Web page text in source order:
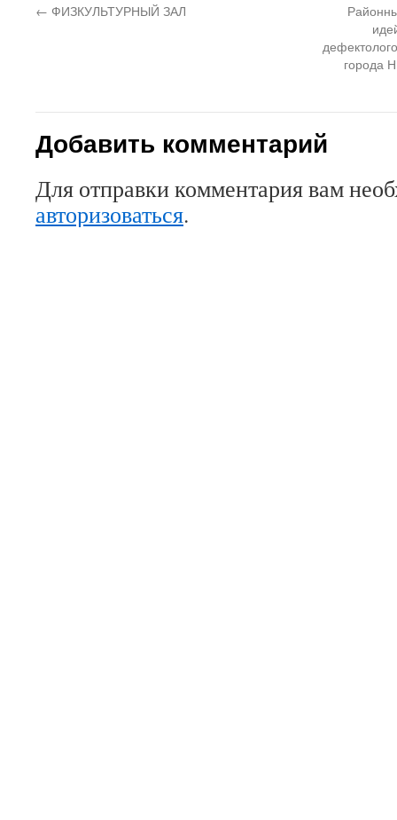
← ФИЗКУЛЬТУРНЫЙ ЗАЛ
города
Добавить комментарий
Для отправки комментария вам
авторизоваться.